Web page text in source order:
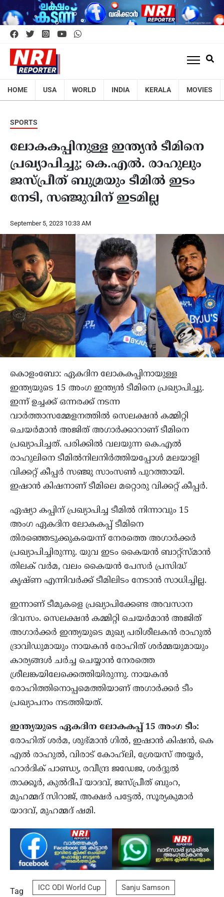
HOME USA WORLD INDIA KERALA MOVIES
SPORTS
ലോകകപ്പിനുള്ള ഇന്ത്യന്‍ ടീമിനെ
പ്രഖ്യാപിച്ചു; കെ.എല്‍. രാഹുലും
ജസ്പ്രീത് ബുമ്രയും ടീമിൽ ഇടം
നേടി, സഞ്ജുവിന് ഇടമില്ല
September 5, 2023 10:33 AM
കൊളംബോ: ഏകദിന ലോകകപ്പിനായുള്ള
ഇന്ത്യയുടെ 15 അംഗ ഇന്ത്യന്‍ ടീമിനെ പ്രഖ്യാപിച്ചു.
ഇന്ന് ഉച്ചക്ക് ഒന്നരക്ക് നടന്ന
വാര്‍ത്താസമ്മേളനത്തില്‍ സെലക്ഷന്‍ കമ്മിറ്റി
ചെയര്‍മാന്‍ അജിത് അഗാര്‍ക്കാറാണ് ടീമിനെ
പ്രഖ്യാപിച്ചത്. പരിക്കില്‍ വലയുന്ന കെ.എല്‍
രാഹുലിനെ ടീമില്‍നിലനിര്‍ത്തിയപ്പോള്‍ മലയാളി
വിക്കറ്റ് കീപ്പര്‍ സഞ്ജു സാംസണ്‍ പുറത്തായി.
ഇഷാന്‍ കിഷനാണ് ടീമിലെ മറ്റൊരു വിക്കറ്റ് കീപ്പര്‍.
ഏഷ്യാ കപ്പിന് പ്രഖ്യാപിച്ച ടീമില്‍ നിന്നാവും 15
അംഗ ഏകദിന ലോകകപ്പ് ടീമിനെ
തിരഞ്ഞെടുക്കുകയെന്ന് നേരത്തെ അഗാര്‍ക്കര്‍
പ്രഖ്യാപിച്ചിരുന്നു. യുവ ഇടം കൈയന്‍ ബാറ്റ്‌സ്മാന്‍
തിലക് വര്‍മ, വലം കൈയന്‍ പേസര്‍ പ്രസിദ്ധ്
കൃഷ്ണ എന്നിവര്‍ക്ക് ടീമിലിടം നേടാന്‍ സാധിച്ചില്ല.
ഇന്നാണ് ടീമുകളെ പ്രഖ്യാപിക്കേണ്ട അവസാന
ദിവസം. സെലക്ഷന്‍ കമ്മിറ്റി ചെയര്‍മാന്‍ അജിത്
അഗാര്‍ക്കര്‍ ഇന്ത്യയുടെ മുഖ്യ പരിശീലകന്‍ രാഹുല്‍
ദ്രാവിഡുമായും നായകന്‍ രോഹിത് ശര്‍മ്മയുമായും
കാര്യങ്ങള്‍ ചര്‍ച്ച ചെയ്യാന്‍ നേരത്തെ
ശ്രീലങ്കയിലേക്കെത്തിയിരുന്നു. നായകന്‍
രോഹിത്തിനൊപ്പമെത്തിയാണ് അഗാര്‍ക്കര്‍ ടീം
പ്രഖ്യാപനം നടത്തിയത്.
ഇന്ത്യയുടെ ഏകദിന ലോകകപ്പ് 15 അംഗ ടീം:
രോഹിത് ശര്‍മ, ശുഭ്മാന്‍ ഗില്‍, ഇഷാന്‍ കിഷന്‍, കെ
എല്‍ രാഹുല്‍, വിരാട് കോഹ്‌ലി, ശ്രേയസ് അയ്യര്‍,
ഹാര്‍ദിക് പാണ്ഡ്യ, രവീന്ദ്ര ജഡേജ, ശര്‍ദ്ദുല്‍
താക്കൂര്‍, കുല്‍ദീപ് യാദവ്, ജസ്പ്രീത് ബുംറ,
മുഹമ്മദ് സിറാജ്, അക്ഷര്‍ പട്ടേല്‍, സൂര്യകുമാര്‍
യാദവ്, മുഹമ്മദ് ഷമി.
Tag
ICC ODI World Cup Sanju Samson